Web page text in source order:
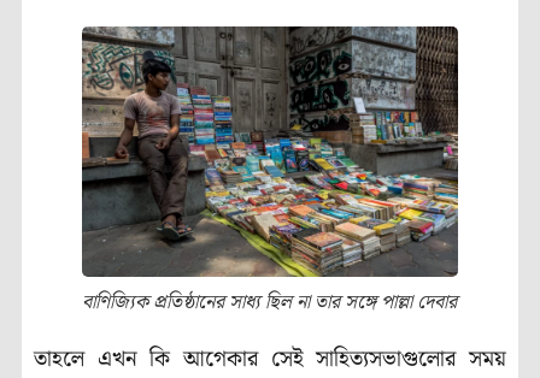
বাণিজ্যিক প্রতিষ্ঠানের সাধ্য ছিল না তার সঙ্গে পাল্লা দেবার
তাহলে এখন কি আগেকার সেই সাহিত্যসভাগুলোর সময়